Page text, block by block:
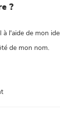
?
à l'aide de mon
de mon nom.